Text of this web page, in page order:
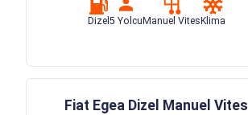
Dizel 5 Yolcu Manuel Vites Klima
Fiat Egea Dizel Manuel Vites